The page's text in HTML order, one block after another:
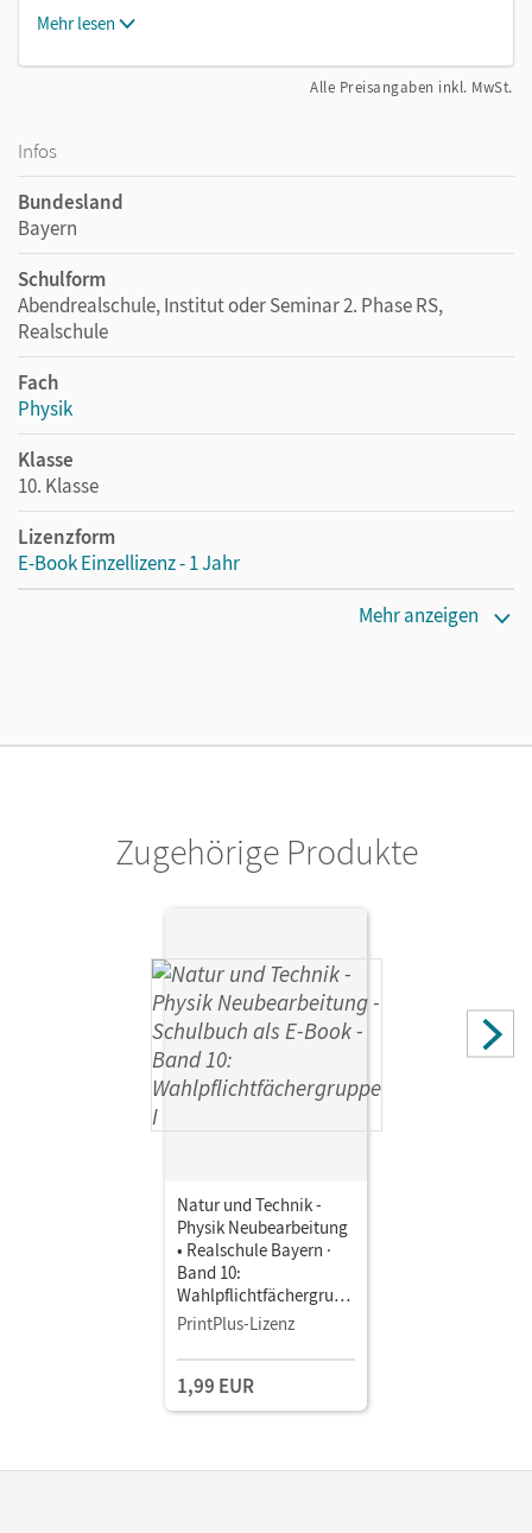
Mehr lesen
Alle Preisangaben inkl. MwSt.
Infos
Bundesland
Bayern
Schulform
Abendrealschule, Institut oder Seminar 2. Phase RS,
Realschule
Fach
Physik
Klasse
10. Klasse
Lizenzform
E-Book Einzellizenz - 1 Jahr
Privatpersonen, die nur mit dem E-Book arbeiten.
Mehr anzeigen
Zugehörige Produkte
Natur und Technik -
Physik Neubearbeitung
• Realschule Bayern ·
Band 10:
Wahlpflichtfächergrupp
e I • Schulbuch als E-
PrintPlus-Lizenz
1,99 EUR